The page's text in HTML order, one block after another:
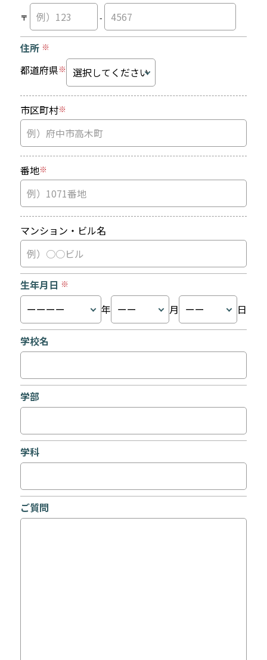
〒 -
住所 ※
都道府県※
市区町村※
番地※
マンション・ビル名
生年月日 ※
年 月 日
学校名
学部
学科
ご質問